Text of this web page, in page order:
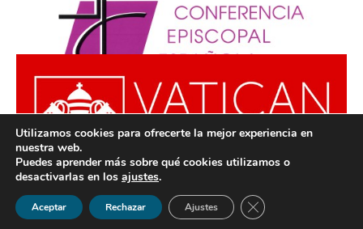
© ODISUR | Todos los derechos reservados |Política de
Privacidad
Aviso Legal
Utilizamos cookies para ofrecerte la mejor experiencia en
nuestra web.
Puedes aprender más sobre qué cookies utilizamos o
desactivarlas en los ajustes.
Aceptar Rechazar Ajustes Cerrar el banner de